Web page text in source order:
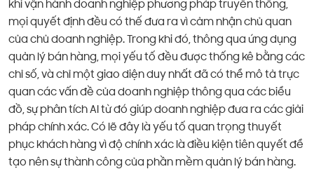
khi vận hành doanh nghiệp phương pháp truyền thống,
mọi quyết định đều có thế đưa ra vì cảm nhận chủ quan
của chủ doanh nghiệp. Trong khi đó, thông qua ứng dụng
quản lý bán hàng, mọi yếu tố đều được thống kê bằng các
chỉ số, và chỉ một giao diện duy nhất đã có thể mô tả trực
quan các vấn đề của doanh nghiệp thông qua các biểu
đồ, sự phân tích AI từ đó giúp doanh nghiệp đưa ra các giải
pháp chính xác. Có lẽ đây là yếu tố quan trọng thuyết
phục khách hàng vì độ chính xác là điều kiện tiên quyết để
tạo nên sự thành công của phần mềm quản lý bán hàng.